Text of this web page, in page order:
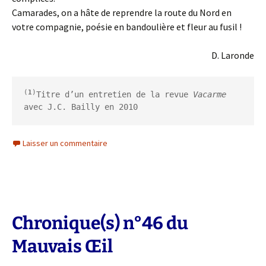
Camarades, on a hâte de reprendre la route du Nord en
votre compagnie, poésie en bandoulière et fleur au fusil !
D. Laronde
( 1 )Titre d’un entretien de la revue Vacarme
avec J.C. Bailly en 2010
Laisser un commentaire
Chronique(s) n°46 du
Mauvais Œil